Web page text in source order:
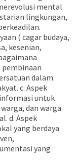
mental
lingkungan,
( cagar budaya,
kesenian,
dalam
c. Aspek
untuk
dan warga
d. Aspek
yang berdaya
yang